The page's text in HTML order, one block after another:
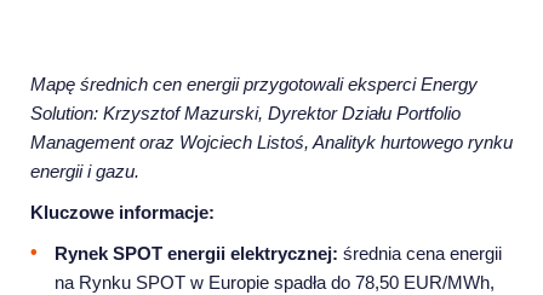
Mapę średnich cen energii przygotowali eksperci Energy
Solution: Krzysztof Mazurski, Dyrektor Działu Portfolio
Management oraz Wojciech Listoś, Analityk hurtowego rynku
energii i gazu.
Kluczowe informacje:
Rynek SPOT energii elektrycznej: średnia cena energii
na Rynku SPOT w Europie spadła do 78,50 EUR/MWh,